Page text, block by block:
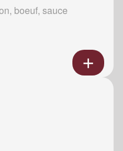
boeuf, sauce